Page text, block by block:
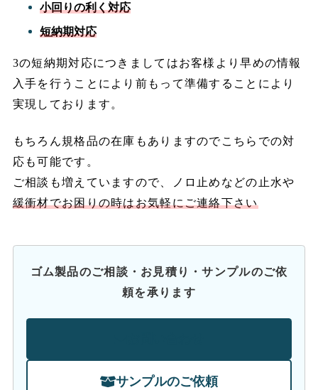
小回りの利く対応
短納期対応
3の短納期対応につきましてはお客様より早めの情報
入手を行うことにより前もって準備することにより
実現しております。
もちろん規格品の在庫もありますのでこちらでの対
応も可能です。
ご相談も増えていますので、ノロ止めなどの止水や
緩衝材でお困りの時はお気軽にご連絡下さい
ゴム製品のご相談・お見積り・サンプルのご依
頼を承ります
サンプルのご依頼